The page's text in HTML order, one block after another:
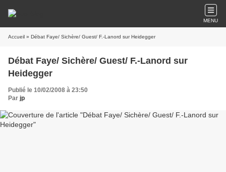
MENU
Accueil » Débat Faye/ Sichère/ Guest/ F.-Lanord sur Heidegger
Débat Faye/ Sichère/ Guest/ F.-Lanord sur
Heidegger
Publié le 10/02/2008 à 23:50
Par jp